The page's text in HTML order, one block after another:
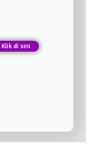
Klik di sini